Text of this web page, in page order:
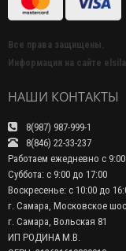
Все права защищены.
Информация на сайте
НАШИ КОНТАКТЫ
8(987) 987-999-1
8(846) 22-33-237
Работаем ежедневно с
Суббота: с 9:00 до 17:00
Воскресенье: с 10:00 до
г. Самара, Московское
г. Самара, Вольская 81
ИП РОДИНА М.В.